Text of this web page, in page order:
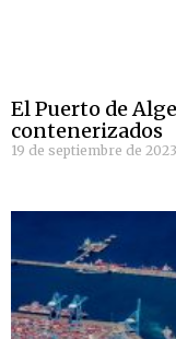
El Puerto de
contenerizados
19 de septiembre de 2023